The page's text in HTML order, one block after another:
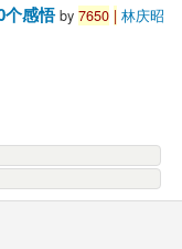
个感悟by7650 | 林庆昭